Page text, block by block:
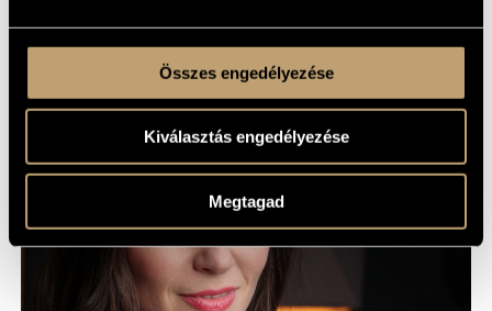
Összes engedélyezése
Kiválasztás engedélyezése
Megtagad
SHARE